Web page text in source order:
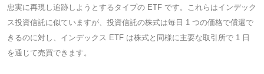
忠実に再現し追跡しようとするタイプの ETF です。これらはインデック
ス投資信託に似ていますが、投資信託の株式は毎日 1 つの価格で償還で
きるのに対し、インデックス ETF は株式と同様に主要な取引所で 1 日
を通じて売買できます。